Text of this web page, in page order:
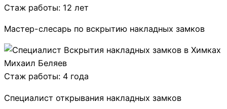
Стаж работы: 12 лет
Мастер-слесарь по вскрытию накладных замков
Михаил Беляев
Стаж работы: 4 года
Специалист открывания накладных замков